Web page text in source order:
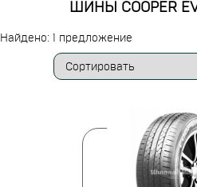
ШИНЫ COOPER
Найдено: 1 предложение